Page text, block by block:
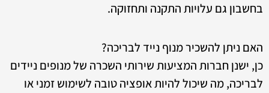
בחשבון גם עלויות התקנה ותחזוקה.
האם ניתן להשכיר מנוף נייד לבריכה?
כן, ישנן חברות המציעות שירותי השכרה של מנופים ניידים
לבריכה, מה שיכול להיות אופציה טובה לשימוש זמני או